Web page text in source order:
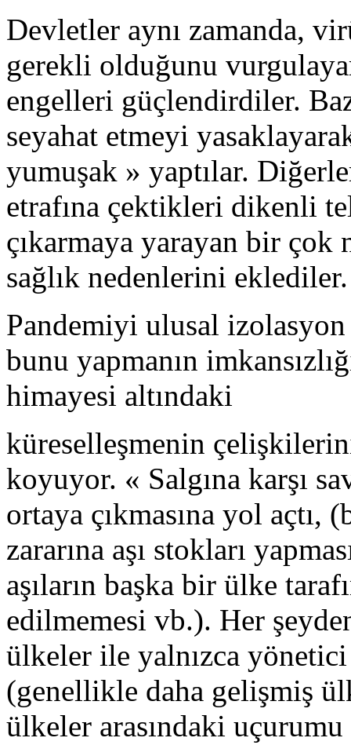
Devletler aynı zamanda,
gerekli olduğunu
engelleri güçlendirdiler.
seyahat etmeyi
yumuşak » yaptılar.
etrafına çektikleri dikenli
çıkarmaya yarayan bir çok
sağlık nedenlerini eklediler.
Pandemiyi ulusal
bunu yapmanın
himayesi altındaki
küreselleşmenin
koyuyor. « Salgına karşı
ortaya çıkmasına yol
zararına aşı stokları
aşıların başka bir ülke
edilmemesi vb.). Her
ülkeler ile yalnızca yönetici
(genellikle daha gelişmiş
ülkeler arasındaki